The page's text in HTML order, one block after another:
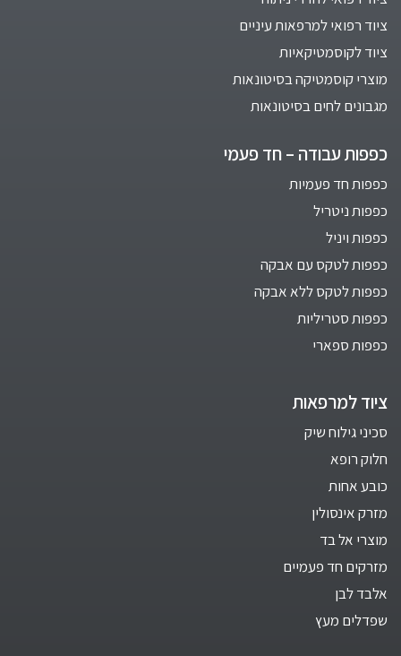
ציוד רפואי למרפאות עיניים
ציוד לקוסמטיקאיות
מוצרי קוסמטיקה בסיטונאות
מגבונים לחים בסיטונאות
כפפות עבודה – חד פעמי
כפפות חד פעמיות
כפפות ניטריל
כפפות ויניל
כפפות לטקס עם אבקה
כפפות לטקס ללא אבקה
כפפות סטריליות
כפפות ספארי
ציוד למרפאות
סכיני גילוח שיק
חלוק רופא
כובע אחות
מזרק אינסולין
מוצרי אל בד
מזרקים חד פעמיים
אלבד לבן
שפדלים מעץ